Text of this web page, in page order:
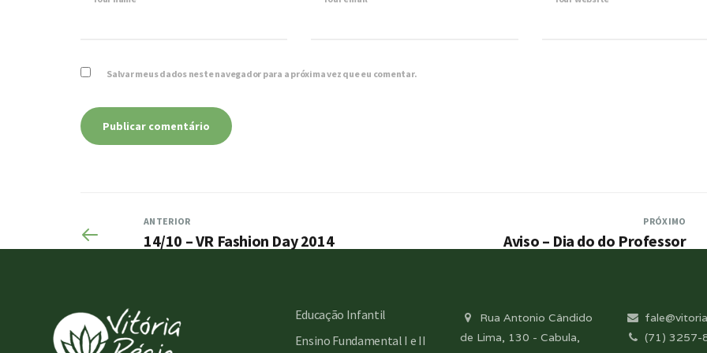
Salvar meus dados neste navegador para a próxima vez que eu comentar.
ANTERIOR
14/10 – VR Fashion Day 2014
PRÓXIMO
Aviso – Dia do do Professor
Educação Infantil
Ensino Fundamental I e II
Rua Antonio Cândido
de Lima, 130 - Cabula,
(71) 3257-